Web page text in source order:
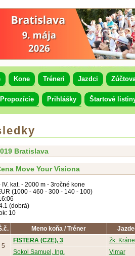
Kone Tréneri Jazdci
Propozície Prihlášky Štartové
Bratislava
Move Your Visiona
IV. kat. - 2000 m - 3ročné kone
(1000 - 460 - 300 - 140 - 100)
(dobrá)
10
Meno koňa / Tréner
5
FISTERA (CZE), 3 žk.
Sokol Samuel, Ing.
Vimar